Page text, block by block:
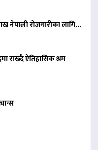
नेपाली रोजगारीका लागि…
राख्दै ऐतिहासिक श्रम